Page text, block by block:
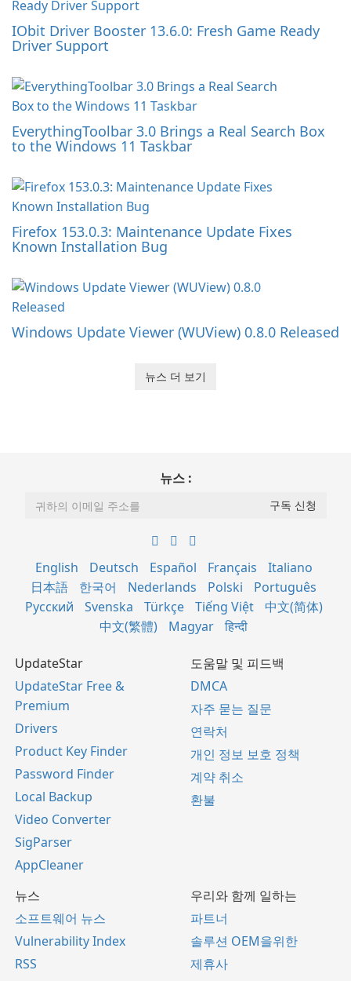
IObit Driver Booster 13.6.0: Fresh Game Ready
Driver Support
EverythingToolbar 3.0 Brings a Real Search Box
to the Windows 11 Taskbar
Firefox 153.0.3: Maintenance Update Fixes
Known Installation Bug
Windows Update Viewer (WUView) 0.8.0 Released
뉴스 더 보기
뉴스 :
English Deutsch Español Français
Italiano
日本語
한국어 Nederlands Polski
Português
Русский
Svenska Türkçe Tiếng Việt
中文(简体)
中文(繁體)
Magyar हिन्दी
UpdateStar
UpdateStar Free &
Premium
Drivers
Product Key Finder
Password Finder
Local Backup
Video Converter
SigParser
AppCleaner
도움말 및 피드백
DMCA
자주 묻는 질문
연락처
개인 정보 보호 정책
계약 취소
환불
뉴스
소프트웨어 뉴스
Vulnerability Index
RSS
우리와 함께 일하는
파트너
솔루션 OEM을위한
제휴사